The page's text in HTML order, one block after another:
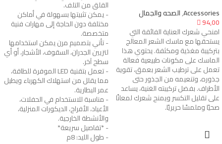
Accessories
,الصحه والجمال
94,00
امنحي شعرك العناية الفائقة التي
يستحقها مع ماسك الشعر المعالج
بتركيبة مغذية ومكثفة. يحتوي هذا
الماسك على مكونات طبيعية فعالة
تعمل على ترطيب الشعر بعمق، تقوية
جذوره، وتنعيمه من الجذور حتى
الأطراف. بفضل تركيبته الغنية، يساعد
على تقليل التكسر ويمنح شعرك لمعانًا
صحيًا وملمسًا حريريًا.
القلق من التلف.
- يمكن تثبيتها بسهولة في أماكن
مختلفة دون الحاجة إلى مهارات فنية
متخصصة.
- تأتي بتصميم مرن يمكن استخدامها
لتزيين الجدران، السقوف، الأشجار، أو أي
سطح آخر.
- تعمل بتقنية LED الموفرة للطاقة،
مما يقلل من استهلاك الكهرباء ويطيل
عمر البطارية.
- مناسبة للاستخدام في الحفلات،
الأعياد، الأفراح، الديكورات المنزلية،
والأنشطة الخارجية.
- *تفاصيل سريعة*
- طول الليد: 8م